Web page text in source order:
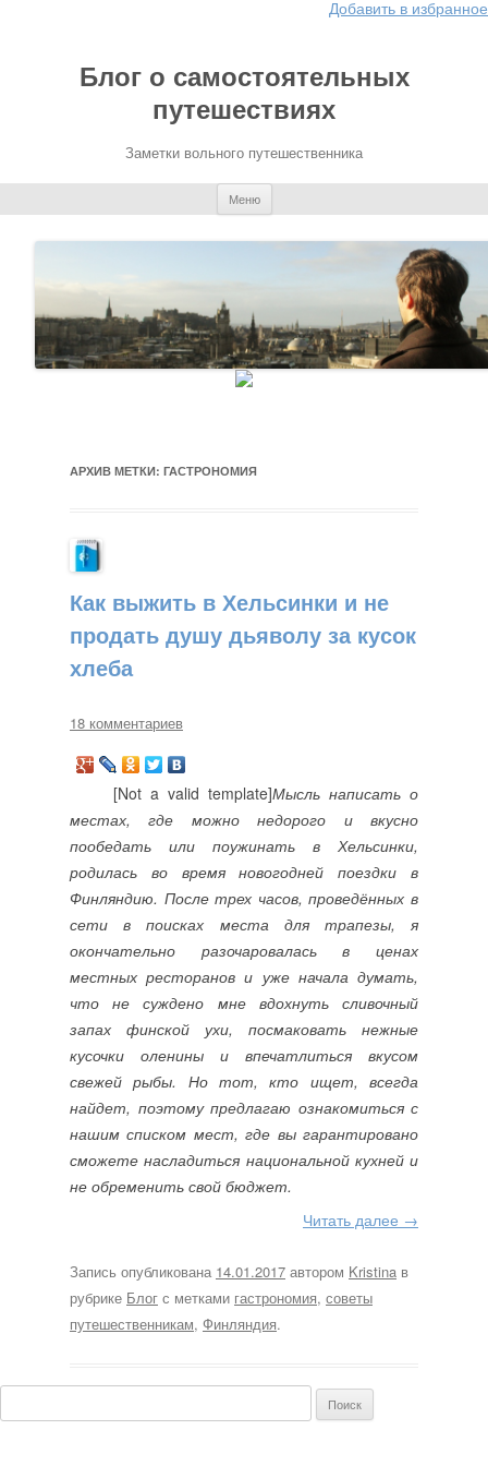
Добавить в избранное
Блог о самостоятельных
путешествиях
Заметки вольного путешественника
Меню
АРХИВ МЕТКИ: ГАСТРОНОМИЯ
Как выжить в Хельсинки и не
продать душу дьяволу за кусок
хлеба
18 комментариев
[Not a valid template]Мысль написать о
местах, где можно недорого и вкусно
пообедать или поужинать в Хельсинки,
родилась во время новогодней поездки в
Финляндию. После трех часов, проведённых в
сети в поисках места для трапезы, я
окончательно разочаровалась в ценах
местных ресторанов и уже начала думать,
что не суждено мне вдохнуть сливочный
запах финской ухи, посмаковать нежные
кусочки оленины и впечатлиться вкусом
свежей рыбы. Но тот, кто ищет, всегда
найдет, поэтому предлагаю ознакомиться с
нашим списком мест, где вы гарантировано
сможете насладиться национальной кухней и
не обременить свой бюджет.
Читать далее →
Запись опубликована 14.01.2017 автором Kristina в
рубрике Блог с метками гастрономия, советы
путешественникам, Финляндия.
Найти: